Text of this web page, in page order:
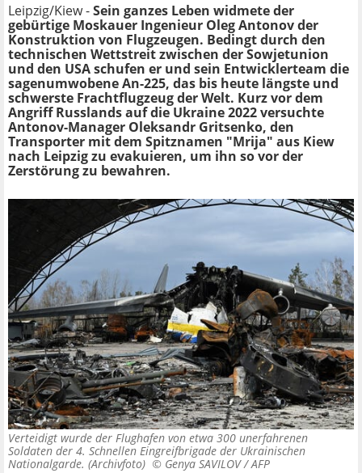
Leipzig/Kiew -Sein ganzes Leben widmete der
gebürtige Moskauer Ingenieur Oleg Antonov der
Konstruktion von Flugzeugen. Bedingt durch den
technischen Wettstreit zwischen der Sowjetunion
und den USA schufen er und sein Entwicklerteam die
sagenumwobene An-225, das bis heute längste und
schwerste Frachtflugzeug der Welt. Kurz vor dem
Angriff Russlands auf die Ukraine 2022 versuchte
Antonov-Manager Oleksandr Gritsenko, den
Transporter mit dem Spitznamen "Mrija" aus Kiew
nach Leipzig zu evakuieren, um ihn so vor der
Zerstörung zu bewahren.
Verteidigt wurde der Flughafen von etwa 300 unerfahrenen
Soldaten der 4. Schnellen Eingreifbrigade der Ukrainischen
Nationalgarde. (Archivfoto) © Genya SAVILOV / AFP